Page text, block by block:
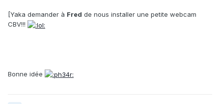
[Yaka demander à Fred de nous installer une petite webcam
CBV!!!
Bonne idée